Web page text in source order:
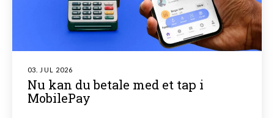
03. JUL 2026
Nu kan du betale med et tap i
MobilePay